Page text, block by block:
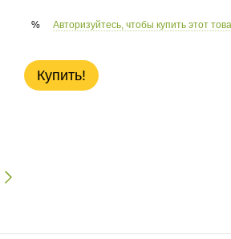
% Авторизуйтесь, чтобы купить этот
Купить!